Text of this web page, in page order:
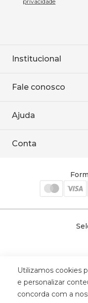
Institucional
Onde encontrar
Baixe o APP
Fale conosco
WhatsApp
Ajuda
Política de entrega
Conta
Cadastre-se
© 2025 Trinys Indústria e
| CNPJ: 59.907.634/
Califórnia -
Utilizamos cookies
e personalizar
concorda com a